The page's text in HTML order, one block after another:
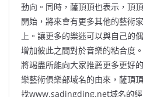
動向。同時，薩頂頂也表示，頂
開始，將來會有更多其他的藝術
上。讓更多的樂迷可以與自己的
增加彼此之間對於音樂的粘合度
將竭盡所能向大家推薦更多更好
樂藝術俱樂部域名的由來，薩頂
找www.sadingding.net域名的